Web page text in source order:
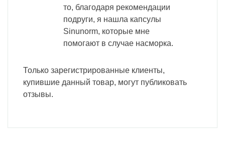
то, благодаря рекомендации
подруги, я нашла капсулы
Sinunorm, которые мне
помогают в случае насморка.
Только зарегистрированные клиенты,
купившие данный товар, могут публиковать
отзывы.